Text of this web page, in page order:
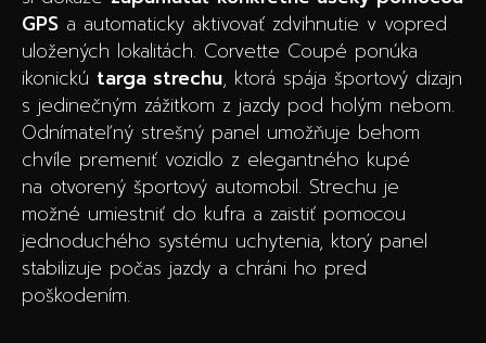
GPS a automaticky aktivovať zdvihnutie v vopred
uložených lokalitách. Corvette Coupé ponúka
ikonickú targa strechu, ktorá spája športový dizajn
s jedinečným zážitkom z jazdy pod holým nebom.
Odnímateľný strešný panel umožňuje behom
chvíle premeniť vozidlo z elegantného kupé
na otvorený športový automobil. Strechu je
možné umiestniť do kufra a zaistiť pomocou
jednoduchého systému uchytenia, ktorý panel
stabilizuje počas jazdy a chráni ho pred
poškodením.